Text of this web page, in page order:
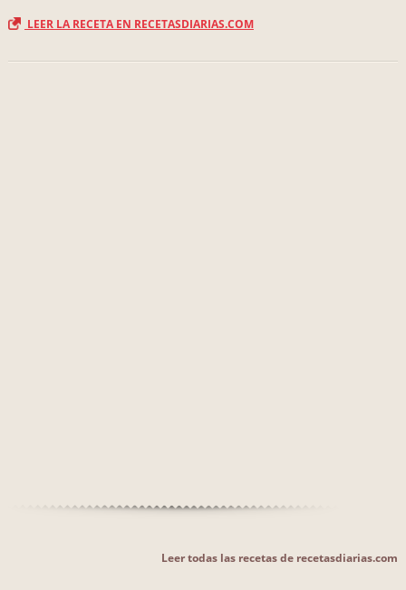
LEER LA RECETA EN RECETASDIARIAS.COM
Leer todas las recetas de recetasdiarias.com